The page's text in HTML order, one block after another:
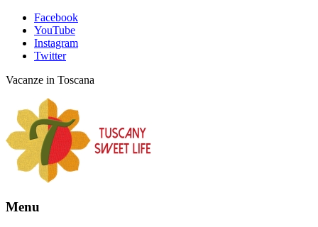
Facebook
YouTube
Instagram
Twitter
Vacanze in Toscana
Menu